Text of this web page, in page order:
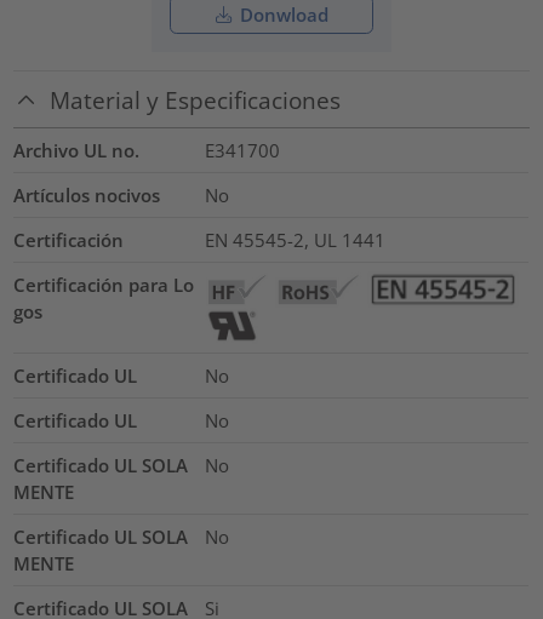
Donwload
Material y Especificaciones
Archivo UL no.
E341700
Artículos nocivos
No
Certificación
EN 45545-2, UL 1441
Certificación para Lo
gos
Certificado UL
No
Certificado UL
No
Certificado UL SOLA
MENTE
No
Certificado UL SOLA
MENTE
No
Certificado UL SOLA Si